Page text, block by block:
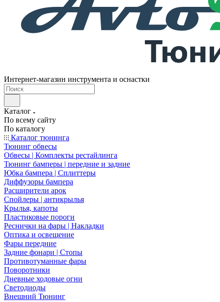
Интернет-магазин инструмента и оснастки
Каталог
По всему сайту
По каталогу
Каталог тюнинга
Тюнинг обвесы
Обвесы | Комплекты рестайлинга
Тюнинг бамперы | передние и задние
Юбка бампера | Сплиттеры
Диффузоры бампера
Расширители арок
Спойлеры | антикрылья
Крылья, капоты
Пластиковые пороги
Реснички на фары | Накладки
Оптика и освещение
Фары передние
Задние фонари | Стопы
Противотуманные фары
Поворотники
Дневные ходовые огни
Светодиоды
Внешний Тюнинг